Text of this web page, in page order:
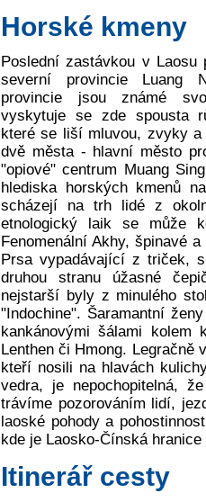
Horské kmeny
Poslední zastávkou v
severní provincie Luang
provincie jsou známé
vyskytuje se zde spousta
které se liší mluvou, zvyky a
dvě města - hlavní město
"opiové" centrum Muang
hlediska horských kmenů
scházejí na trh lidé z
etnologický laik se může
Fenomenální Akhy, špinavé
Prsa vypadávající z triček,
druhou stranu úžasné
nejstarší byly z minulého
"Indochine". Šaramantní
kankánovými šálami kolem
Lenthen či Hmong. Legračně
kteří nosili na hlavách
vedra, je nepochopitelná,
trávíme pozorováním lidí,
laoské pohody a
kde je Laosko-Čínská
Itinerář cesty